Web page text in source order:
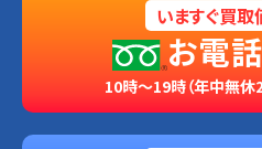
いますぐ買取
お電
10時～19時（年中無休